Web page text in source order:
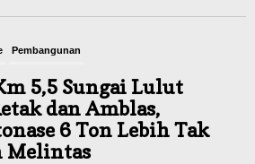
Pembangunan
5,5 Sungai Lulut
dan Amblas,
6 Ton Lebih Tak
Melintas